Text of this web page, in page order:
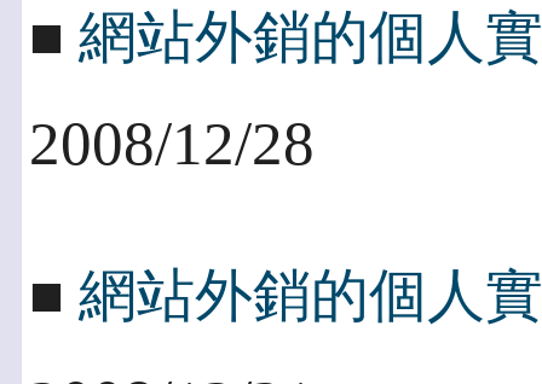
■ 網站外銷的個人
2008/12/28
■ 網站外銷的個人